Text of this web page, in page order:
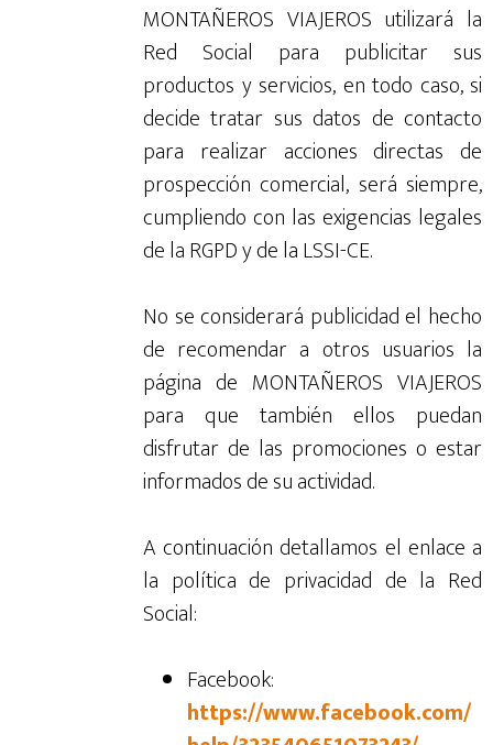
MONTAÑEROS VIAJEROS utilizará la
Red Social para publicitar sus
productos y servicios, en todo caso, si
decide tratar sus datos de contacto
para realizar acciones directas de
prospección comercial, será siempre,
cumpliendo con las exigencias legales
de la RGPD y de la LSSI-CE.
No se considerará publicidad el hecho
de recomendar a otros usuarios la
página de MONTAÑEROS VIAJEROS
para que también ellos puedan
disfrutar de las promociones o estar
informados de su actividad.
A continuación detallamos el enlace a
la política de privacidad de la Red
Social:
Facebook:
https://www.facebook.com/